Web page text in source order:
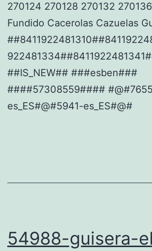
270124 270128 270132
Fundido Cacerolas Cazuelas
##IS_NEW## ###esben###
####57308559####
es_ES#@#5941-es_ES#@#
54988-guisera-